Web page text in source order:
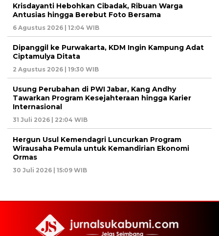
Krisdayanti Hebohkan Cibadak, Ribuan Warga
Antusias hingga Berebut Foto Bersama
6 Agustus 2026 | 12:04 WIB
Dipanggil ke Purwakarta, KDM Ingin Kampung Adat
Ciptamulya Ditata
2 Agustus 2026 | 19:30 WIB
Usung Perubahan di PWI Jabar, Kang Andhy
Tawarkan Program Kesejahteraan hingga Karier
Internasional
31 Juli 2026 | 22:04 WIB
Hergun Usul Kemendagri Luncurkan Program
Wirausaha Pemula untuk Kemandirian Ekonomi
Ormas
30 Juli 2026 | 15:09 WIB